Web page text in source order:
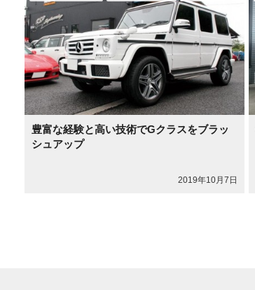
豊富な経験と高い技術でGクラスをブラッ
シュアップ
2019年10月7日